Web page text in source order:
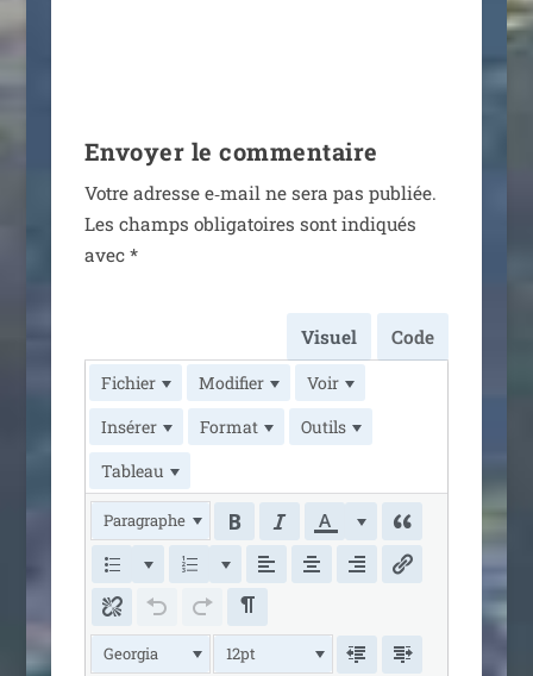
Envoyer le commentaire
Votre adresse e‑mail ne sera pas publiée.
Les champs obli­ga­toires sont indi­qués
avec *
Visuel Code
Fichier Modifier
Voir
Insérer
Format
Outils
Tableau
Paragraphe
Georgia 12pt